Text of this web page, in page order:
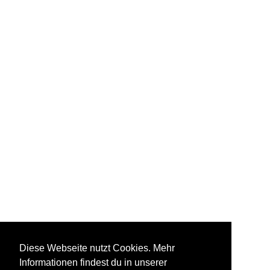
Diese Webseite nutzt Cookies. Mehr
Informationen findest du in unserer